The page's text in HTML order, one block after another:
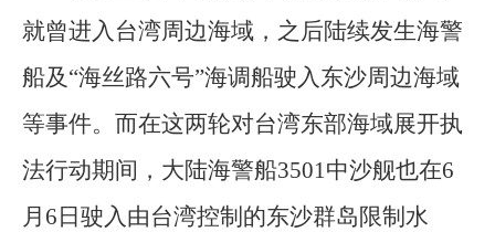
就曾进入台湾周边海域，之后陆续发生海警
船及“海丝路六号”海调船驶入东沙周边海域
等事件。而在这两轮对台湾东部海域展开执
法行动期间，大陆海警船3501中沙舰也在6
月6日驶入由台湾控制的东沙群岛限制水